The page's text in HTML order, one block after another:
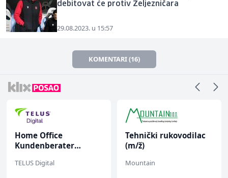
debitovat će protiv Željezničara
29.08.2023. u 15:57
KOMENTARI (16)
Home Office
Kundenberater
renommiertes
TELUS Digital
Tehnički rukovodilac
(m/ž)
Mountain